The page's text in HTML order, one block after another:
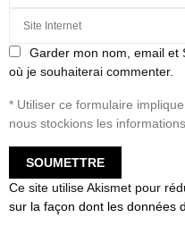
Garder mon nom, email et
où je souhaiterai commenter.
* Utiliser ce formulaire
nous stockions les
Ce site utilise Akismet pour
sur la façon dont les données